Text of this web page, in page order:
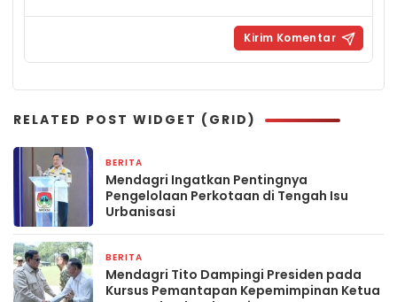
RELATED POST WIDGET (GRID)
BERITA
Mendagri Ingatkan Pentingnya
Pengelolaan Perkotaan di Tengah Isu
Urbanisasi
BERITA
Mendagri Tito Dampingi Presiden pada
Kursus Pemantapan Kepemimpinan Ketua